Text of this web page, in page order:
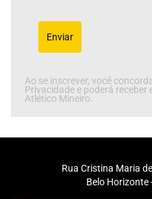
Enviar
Ao se inscrever, você
Privacidade e poderá
Atlético Mineiro.
Rua Cristina Maria
Belo Horizonte